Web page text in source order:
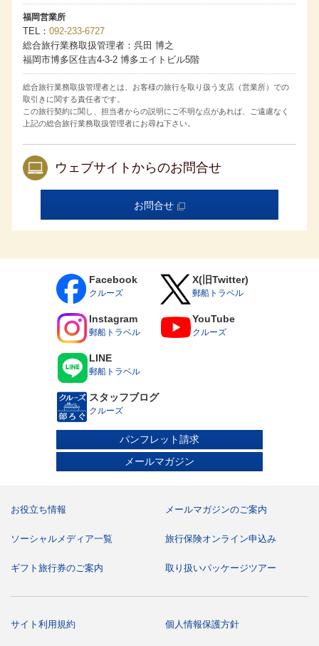
イント）』もしくは累計宿泊数の多い方の希望を優先しま
す。
コネクティングルームについて
・コネクティングルームのご希望は、お申し込みの旅行会
社および販売店へお申し出ください。ただしご希望にそえ
ない場合もございます。
プの組み合わせでもサービス内容は宿泊する客室タイプに
準じます。
国内クルーズの旅行代金は消費税等諸税・各港の施設使用
料を含みます。海外クルーズの旅行代金は海外の各港の港
湾諸税を含みます。今後税額や各港の施設使用料が増減ま
本の国際観光旅客税は含まれておりません。
消されたお客様には規定の取消料を、客室をお一人様でご
利用になられるお客様には規定の差額代金を追加で申し受
けます。
取消料発生期間内にお客様の申し出により旅行の契約内容
（客室タイプ／コース／割引種別／対象者等を含みます）
を変更される場合は、旅行契約を一旦解除した上で新たに
旅行契約を締結していただきます。このとき、新契約の代
乗船条件について
6ヵ月未満の乳児はご乗船いただけません。
15歳未満の方は、保護者の同行（同室）が条件となりま
す。乳幼児（6歳までの未就学児）のお子様は、お申し込み
時に運航会社指定の承諾書の提出が必要となります。
15歳以上18歳未満の方は単独でもご乗船いただけますが、
お申し込み時に保護者の同意書の提出が必要です。
医療器具をお持ち込みされる場合はお申し込み時にお申し
出ください。診断書および承諾書を提出いただく場合があ
ります。
い。運航会社指定の診断書および承諾書を提出いただきま
す。
車いすなどの器具をご利用になっている方や心身に障がい
のある方、身体障がい者補助犬（盲導犬、聴導犬、介助
犬）をお連れの方はお申し込み時にお申し出ください。ま
た、車いすをご利用の方については、船内および港での乗
下船におけるお客様の安全確保の観点から、いくつかの制
限を設けております。つきましては、お申し込み前に飛鳥
電動車いすをご使用の場合、前項のほか使用上の制限事項
についての承諾書の提出が必要となります。なお、電動カ
食物アレルギーでお食事の対応が必要な場合は、ご乗船後
面をお渡ししますので、お申し込みの際に旅行会社にお申
福岡営業所
TEL
092-233-6727
総合旅行業務取扱管理者：呉田 博之
福岡市博多区住吉4-3-2 博多エイトビル5階
総合旅行業務取扱管理者とは、お客様の旅行を取り扱う支店（営業所）での
取引きに関する責任者です。
この旅行契約に関し、担当者からの説明にご不明な点があれば、ご遠慮なく
上記の総合旅行業務取扱管理者にお尋ね下さい。
ウェブサイトからのお問合せ
お問合せ
Facebook
クルーズ
X(旧Twitter)
郵船トラベル
Instagram
郵船トラベル
YouTube
クルーズ
LINE
郵船トラベル
スタッフブログ
クルーズ
パンフレット請求
メールマガジン
お役立ち情報 メールマガジンのご案内
ソーシャルメディア一覧 旅行保険オンライン申込み
ギフト旅行券のご案内 取り扱いパッケージツアー
サイト利用規約 個人情報保護方針